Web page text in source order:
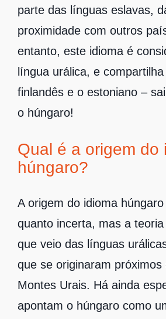
parte das línguas eslavas,
proximidade com outros
entanto, este idioma é
língua urálica, e
finlandês e o estoniano –
o húngaro!
Qual é a origem do
húngaro?
A origem do idioma
quanto incerta, mas a
que veio das línguas
que se originaram próximos
Montes Urais. Há ainda
apontam o húngaro como